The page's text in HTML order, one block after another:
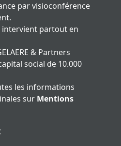
par visioconférence
partout en
& Partners
social de 10.000
les informations
sur Mentions